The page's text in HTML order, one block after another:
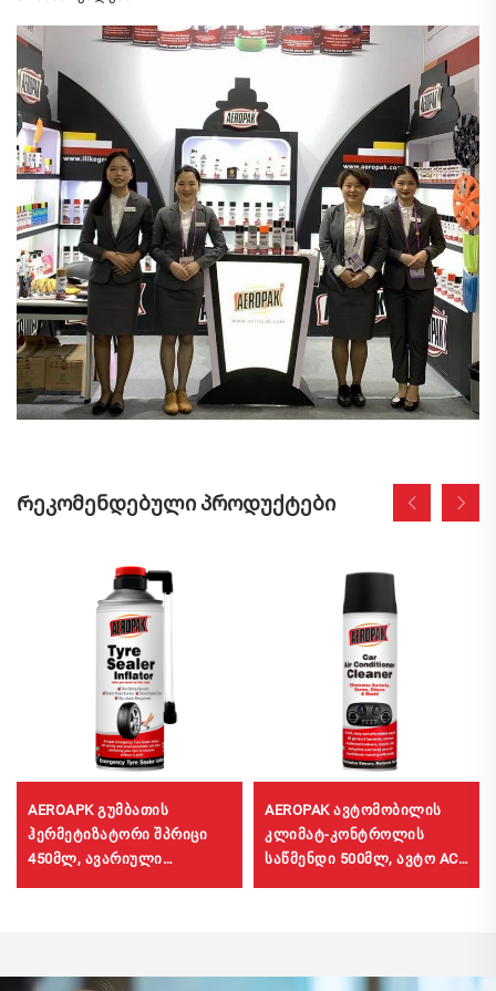
Რეკომენდებული პროდუქტები
AEROAPK გუმბათის
ჰერმეტიზატორი შპრიცი
450მლ, ავარიული
გუმბათებისთვის
AEROPAK ავტომობილის
კლიმატ-კონტროლის
საწმენდი 500მლ, ავტო AC-